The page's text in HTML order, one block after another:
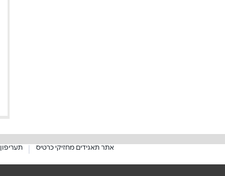
אתר תאגידים מחזיקי כרטיס תעריפון